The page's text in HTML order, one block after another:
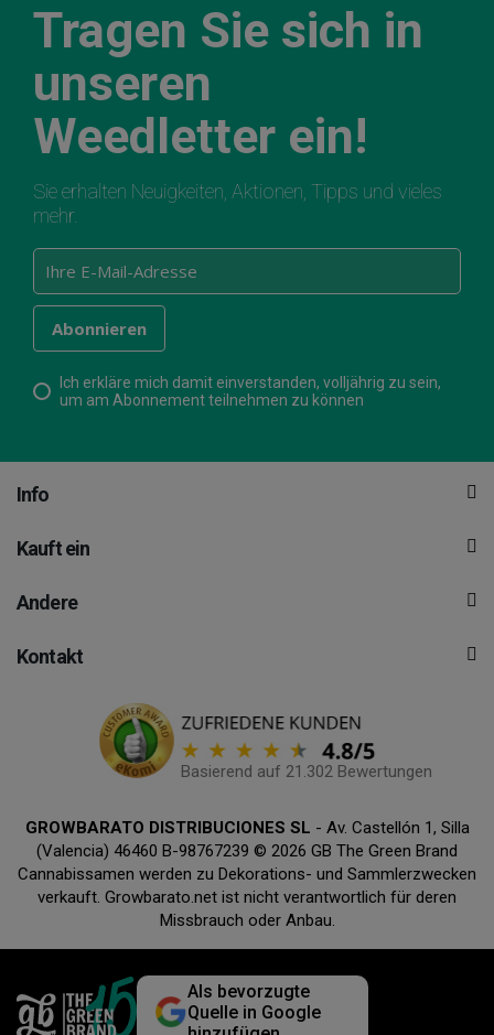
Tragen Sie sich in
unseren
Weedletter ein!
Sie erhalten Neuigkeiten, Aktionen, Tipps und vieles
mehr.
Ich erkläre mich damit einverstanden, volljährig zu sein,
um am Abonnement teilnehmen zu können
Info
Kauft ein
Andere
Kontakt
Basierend auf 21.302 Bewertungen
GROWBARATO DISTRIBUCIONES SL - Av. Castellón 1, Silla
(Valencia) 46460 B-98767239 © 2026 GB The Green Brand
Cannabissamen werden zu Dekorations- und Sammlerzwecken
verkauft. Growbarato.net ist nicht verantwortlich für deren
Missbrauch oder Anbau.
Als bevorzugte
Quelle in Google